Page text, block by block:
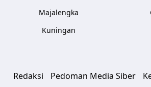
Majalengka
Kuningan
Redaksi Pedoman Media Siber